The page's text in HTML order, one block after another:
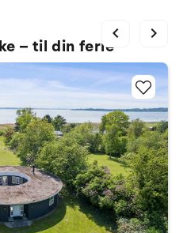
– til din ferie
chevron_left chevron_right